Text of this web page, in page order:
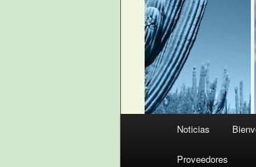
Noticias
Proveedores